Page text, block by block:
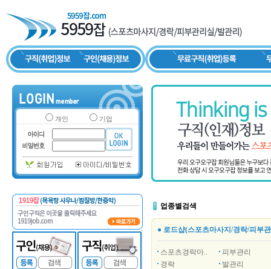
개인 기업
업종별검색
● 로드샵(스포츠마사지/경락/피부
스포츠경락마..
피부관리
경락
발관리